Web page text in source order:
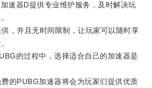
器D提供专业维护服务，及时解决玩
并且无时间限制，让玩家可以随时享
的过程中，选择适合自己的加速器是
PUBG加速器将会为玩家们提供优质